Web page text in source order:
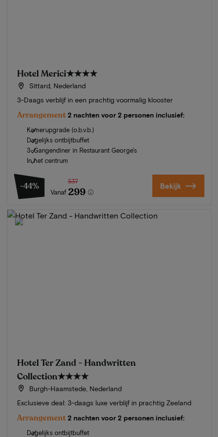
Hotel Merici★★★★
Sittard, Nederland
3-Daags verblijf in een prachtig voormalig klooster
Arrangement 2 nachten voor 2 personen inclusief:
Kamerupgrade (o.b.v.b.)
Dagelijks ontbijtbuffet
3-Gangendiner in Restaurant George's
In het centrum
-44%
Vanaf
537
299 Bekijk
Hotel Ter Zand - Handwritten
Collection★★★★
Burgh-Haamstede, Nederland
Exclusieve deal: 3-daags luxe verblijf in prachtig Zeeland
Arrangement 2 nachten voor 2 personen inclusief:
Dagelijks ontbijtbuffet